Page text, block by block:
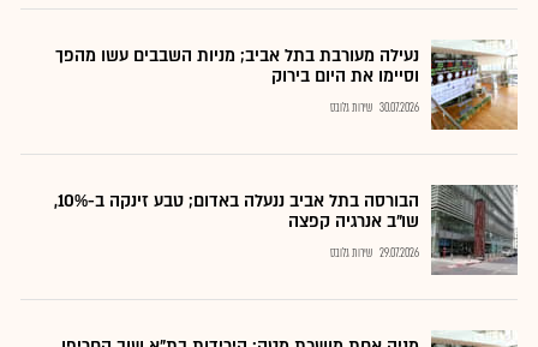
נעילה מעורבת בתל אביב; מניות השבבים עשו מהפך
וסיימו את היום בירוק
30.07.2026 שירות גלובס
הבורסה בתל אביב ננעלה באדום; טבע זינקה ב-10%,
שו"ב אנרגיה קפצה
29.07.2026 שירות גלובס